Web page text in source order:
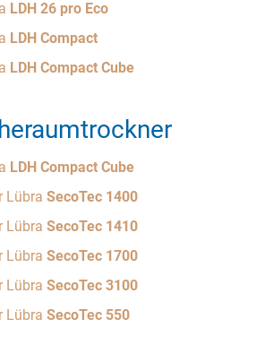
LDH 26 pro Eco
LDH Compact
LDH Compact Cube
LDH Compact Cube
Lübra SecoTec 1400
Lübra SecoTec 1410
Lübra SecoTec 1700
Lübra SecoTec 3100
Lübra SecoTec 550